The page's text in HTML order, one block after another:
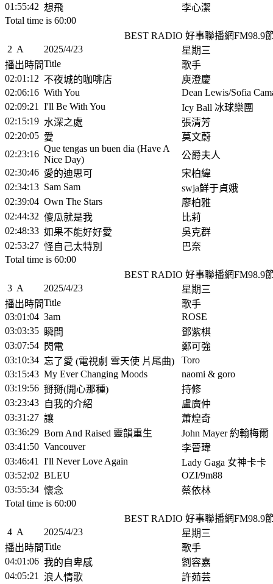
01:55:42 想飛
李心潔
Total time is 60:00
BEST RADIO 好事聯播網FM98.9
2 A 2025/4/23
星期三
播出時間Title
歌手
02:01:12 不夜城的咖啡店
庾澄慶
02:06:16 With You
Dean Lewis/Sofia
02:09:21
I'll Be With You
Icy Ball 冰球樂團
02:15:19 水深之處
張清芳
02:20:05 愛
莫文蔚
02:23:16
Que tengas un buen dia (Have A
Nice Day)
公爵夫人
02:30:46 愛的迪思可
宋柏緯
02:34:13 Sam Sam
swja鮮于貞娥
02:39:04 Own The Stars
廖柏雅
02:44:32 傻瓜就是我
比莉
02:48:33 如果不能好好愛
吳克群
02:53:27 怪自己太特別
巴奈
Total time is 60:00
BEST RADIO 好事聯播網FM98.9
3 A 2025/4/23
星期三
播出時間Title
歌手
03:01:04 3am
ROSE
03:03:35 瞬間
鄧紫棋
03:07:54 閃電
鄭可強
03:10:34 忘了愛 (電視劇 雪天使 片尾曲)
Toro
03:15:43 My Ever Changing Moods
naomi & goro
03:19:56 掰掰(開心那種)
持修
03:23:43 自我的介紹
盧廣仲
03:31:27 讓
蕭煌奇
03:36:29 Born And Raised 靈韻重生
John Mayer 約翰梅爾
03:41:50 Vancouver
李晉瑋
03:46:41
I'll Never Love Again
Lady Gaga 女神卡卡
03:52:02 BLEU
OZI/9m88
03:55:34 懷念
蔡依林
Total time is 60:00
BEST RADIO 好事聯播網FM98.9
4 A 2025/4/23
星期三
播出時間Title
歌手
04:01:06 我的自卑感
劉容嘉
04:05:21
浪人情歌
許茹芸